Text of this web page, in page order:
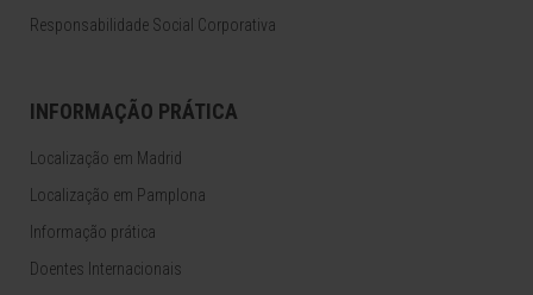
Responsabilidade Social Corporativa
INFORMAÇÃO PRÁTICA
Localização em Madrid
Localização em Pamplona
Informação prática
Doentes Internacionais